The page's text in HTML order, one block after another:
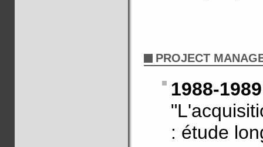
PROJECT
1988-
: étude